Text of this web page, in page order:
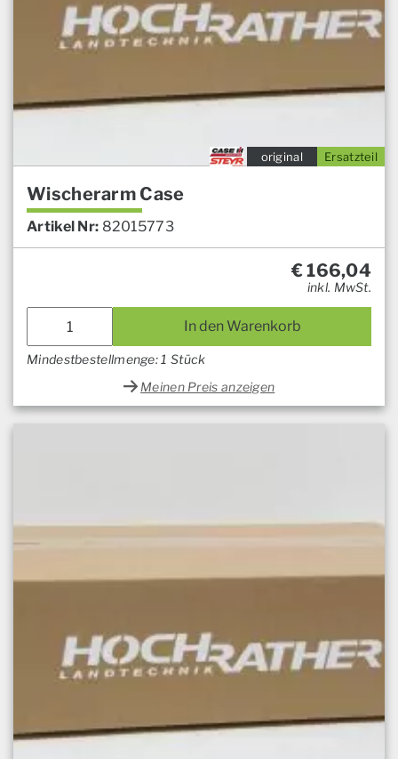
Ersatzteil
original
Wischerarm Case
Artikel Nr: 82015773
€166,04
inkl. MwSt.
In den Warenkorb
Mindestbestellmenge: 1 Stück
Meinen Preis anzeigen